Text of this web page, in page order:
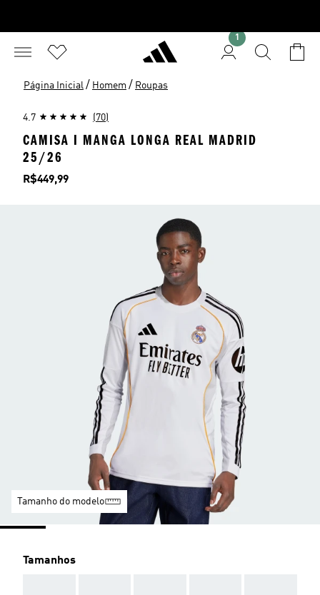
Página Inicial / Homem / Roupas
4.7 (70)
CAMISA I MANGA LONGA REAL MADRID
25/26
Preço
R$449,99
Tamanho do modelo
Tamanhos